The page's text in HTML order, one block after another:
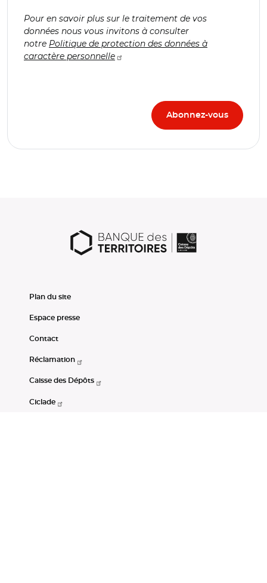
Pour en savoir plus sur le traitement de vos
données nous vous invitons à consulter
notre Politique de protection des données à
caractère personnelle
Plan du site
Espace presse
Contact
Réclamation
Caisse des Dépôts
Ciclade